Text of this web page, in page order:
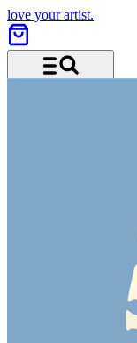
love your artist.